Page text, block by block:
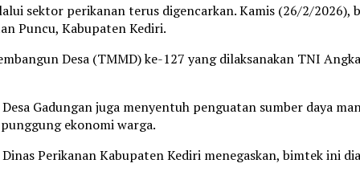
sektor perikanan terus digencarkan. Kamis (26/2/
Puncu, Kabupaten Kediri.
Desa (TMMD) ke-127 yang dilaksanakan TNI
Gadungan juga menyentuh penguatan sumber daya
ekonomi warga.
Perikanan Kabupaten Kediri menegaskan, bimtek ini